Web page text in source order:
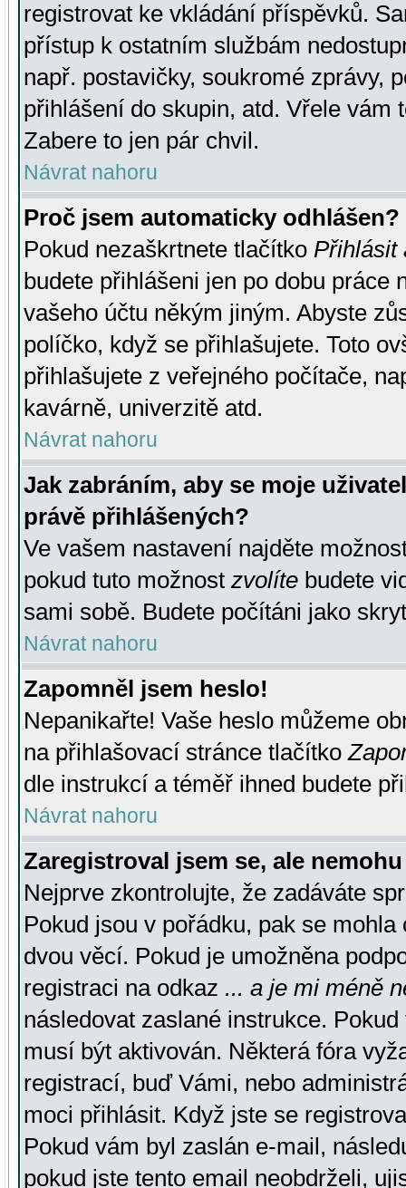
registrovat ke vkládání příspěvků.
přístup k ostatním službám
např. postavičky, soukromé zprávy,
přihlášení do skupin, atd. Vřele vám
Zabere to jen pár chvil.
Návrat nahoru
Proč jsem automaticky odhlášen?
Pokud nezaškrtnete tlačítko Přihlásit
budete přihlášeni jen po dobu práce
vašeho účtu někým jiným. Abyste
políčko, když se přihlašujete. Toto
přihlašujete z veřejného počítače,
kavárně, univerzitě atd.
Návrat nahoru
Jak zabráním, aby se moje
právě přihlášených?
Ve vašem nastavení najděte
pokud tuto možnost zvolíte budete
sami sobě. Budete počítáni jako
Návrat nahoru
Zapomněl jsem heslo!
Nepanikařte! Vaše heslo můžeme
na přihlašovací stránce tlačítko
dle instrukcí a téměř ihned budete
Návrat nahoru
Zaregistroval jsem se, ale
Nejprve zkontrolujte, že zadáváte
Pokud jsou v pořádku, pak se
dvou věcí. Pokud je umožněna
registraci na odkaz ... a je mi méně
následovat zaslané instrukce.
musí být aktivován. Některá fóra
registrací, buď Vámi, nebo
moci přihlásit. Když jste se
Pokud vám byl zaslán e-mail,
pokud jste tento email neobdrželi,